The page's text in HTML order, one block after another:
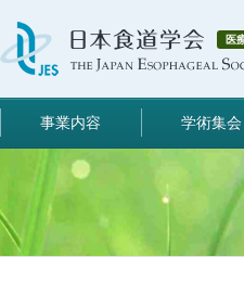
医
事業内容 学術集会